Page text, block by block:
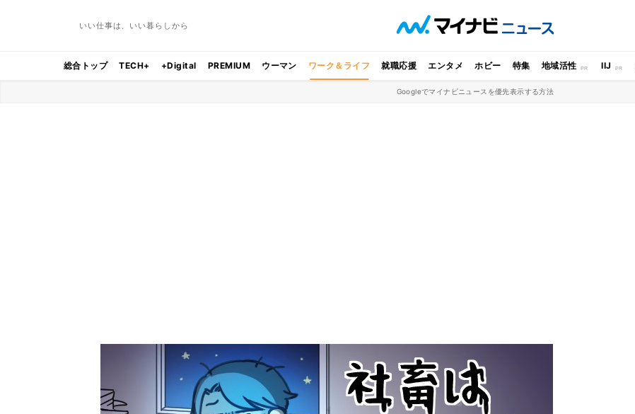
いい仕事は、いい暮らしから
総合トップ TECH+ +Digital PREMIUM ウーマン ワーク＆ライフ 就職応援 エンタメ ホビー 特集 地域活性 IIJ
Googleでマイナビニュースを優先表示する方法